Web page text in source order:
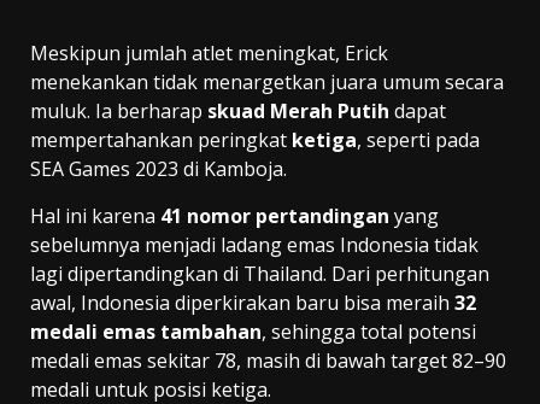
Meskipun jumlah atlet meningkat, Erick
menekankan tidak menargetkan juara umum secara
muluk. Ia berharap skuad Merah Putih dapat
mempertahankan peringkat ketiga, seperti pada
SEA Games 2023 di Kamboja.
Hal ini karena 41 nomor pertandingan yang
sebelumnya menjadi ladang emas Indonesia tidak
lagi dipertandingkan di Thailand. Dari perhitungan
awal, Indonesia diperkirakan baru bisa meraih 32
medali emas tambahan, sehingga total potensi
medali emas sekitar 78, masih di bawah target 82–90
medali untuk posisi ketiga.